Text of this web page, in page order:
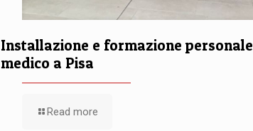
Installazione e formazione personale
medico a Pisa
Read more